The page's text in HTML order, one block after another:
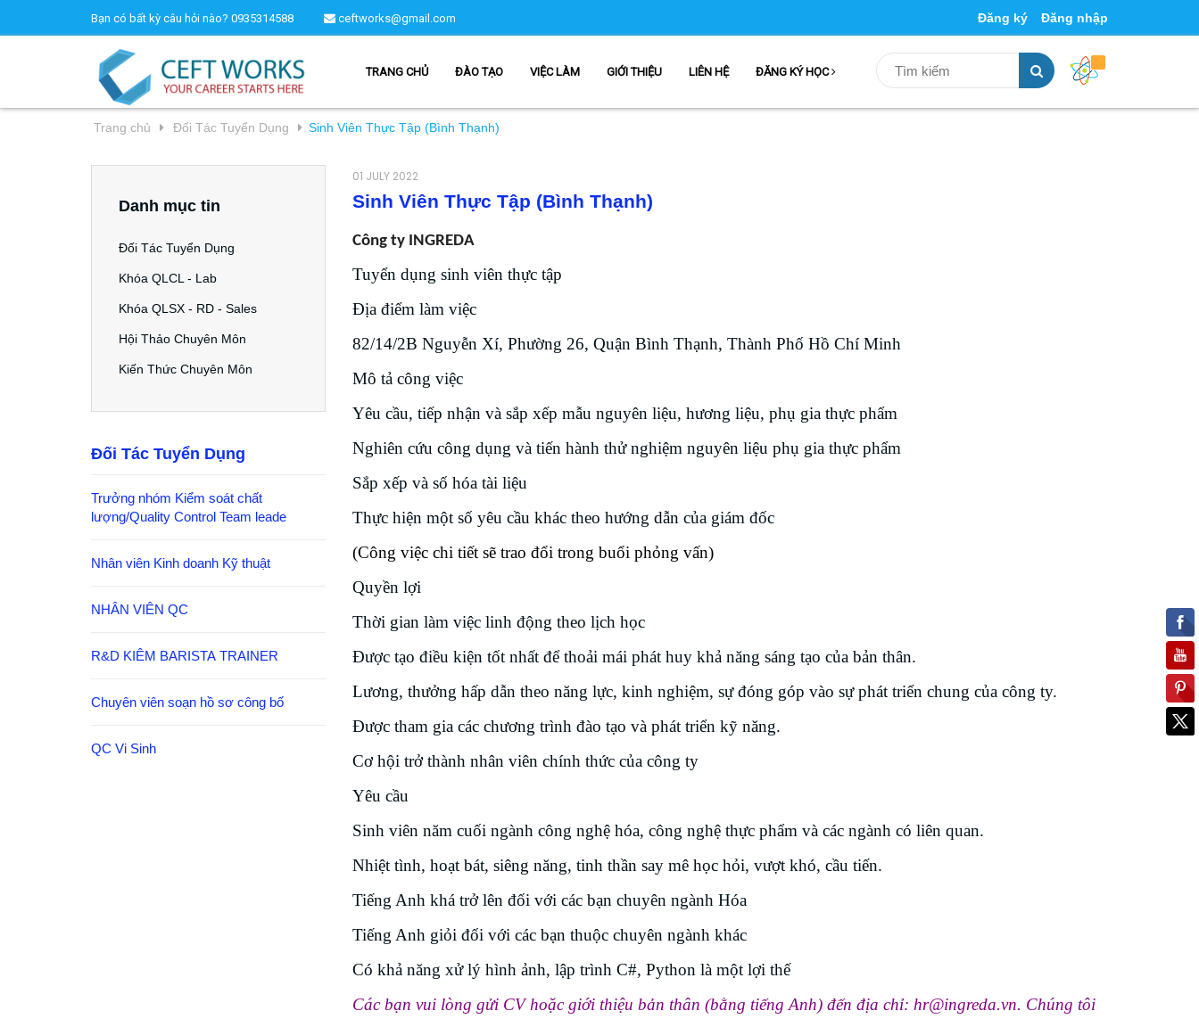
Bạn có bất kỳ câu hỏi nào? 0935314588 ceftworks@gmail.com Đăng ký Đăng nhập
TRANG CHỦ ĐÀO TẠO VIỆC LÀM GIỚI THIỆU LIÊN HỆ ĐĂNG KÝ HỌC
Trang chủ Đối Tác Tuyển Dụng Sinh Viên Thực Tập (Bình Thạnh)
01 JULY 2022
Sinh Viên Thực Tập (Bình Thạnh)
Công ty INGREDA
Tuyển dụng sinh viên thực tập
Địa điểm làm việc
82/14/2B Nguyễn Xí, Phường 26, Quận Bình Thạnh, Thành Phố Hồ Chí Minh
Mô tả công việc
Yêu cầu, tiếp nhận và sắp xếp mẫu nguyên liệu, hương liệu, phụ gia thực phẩm
Nghiên cứu công dụng và tiến hành thử nghiệm nguyên liệu phụ gia thực phẩm
Sắp xếp và số hóa tài liệu
Thực hiện một số yêu cầu khác theo hướng dẫn của giám đốc
(Công việc chi tiết sẽ trao đổi trong buổi phỏng vấn)
Quyền lợi
Thời gian làm việc linh động theo lịch học
Được tạo điều kiện tốt nhất để thoải mái phát huy khả năng sáng tạo của bản thân.
Lương, thưởng hấp dẫn theo năng lực, kinh nghiệm, sự đóng góp vào sự phát triển chung của công ty.
Được tham gia các chương trình đào tạo và phát triển kỹ năng.
Cơ hội trở thành nhân viên chính thức của công ty
Yêu cầu
Sinh viên năm cuối ngành công nghệ hóa, công nghệ thực phẩm và các ngành có liên quan.
Nhiệt tình, hoạt bát, siêng năng, tinh thần say mê học hỏi, vượt khó, cầu tiến.
Tiếng Anh khá trở lên đối với các bạn chuyên ngành Hóa
Tiếng Anh giỏi đối với các bạn thuộc chuyên ngành khác
Có khả năng xử lý hình ảnh, lập trình C#, Python là một lợi thế
Các bạn vui lòng gửi CV hoặc giới thiệu bản thân (bằng tiếng Anh) đến địa chỉ: hr@ingreda.vn. Chúng tôi
Danh mục tin
Đối Tác Tuyển Dụng
Khóa QLCL - Lab
Khóa QLSX - RD - Sales
Hội Thảo Chuyên Môn
Kiến Thức Chuyên Môn
Đối Tác Tuyển Dụng
Trưởng nhóm Kiểm soát chất
lượng/Quality Control Team leade
Nhân viên Kinh doanh Kỹ thuật
NHÂN VIÊN QC
R&D KIÊM BARISTA TRAINER
Chuyên viên soạn hồ sơ công bố
QC Vi Sinh